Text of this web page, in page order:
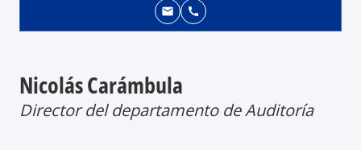
mail call
Nicolás Carámbula
Director del departamento de Auditoría